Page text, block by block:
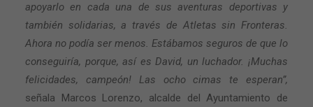
apoyarlo en cada una de sus aventuras deportivas y
también solidarias, a través de Atletas sin Fronteras.
Ahora no podía ser menos. Estábamos seguros de que lo
conseguiría, porque, así es David, un luchador. ¡Muchas
felicidades, campeón! Las ocho cimas te esperan”,
señala Marcos Lorenzo, alcalde del Ayuntamiento de